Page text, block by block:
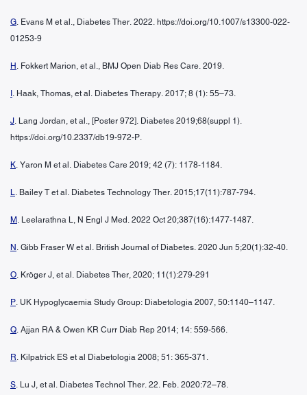
G. Evans M et al., Diabetes Ther. 2022. https://doi.org/10.1007/s13300-022-
01253-9
H . Fokkert Marion, et al., BMJ Open Diab Res Care. 2019.
. Haak, Thomas, et al. Diabetes Therapy. 2017; 8 (1): 55–73.
J. Lang Jordan, et al., [Poster 972]. Diabetes 2019;68(suppl 1).
https://doi.org/10.2337/db19-972-P.
K. Yaron M et al. Diabetes Care 2019; 42 (7): 1178-1184.
L. Bailey T et al. Diabetes Technology Ther. 2015;17(11):787-794.
M . Leelarathna L, N Engl J Med. 2022 Oct 20;387(16):1477-1487.
N . Gibb Fraser W et al. British Journal of Diabetes. 2020 Jun 5;20(1):32-40.
O. Kröger J, et al. Diabetes Ther, 2020; 11(1):279-291
P. UK Hypoglycaemia Study Group: Diabetologia 2007, 50:1140–1147.
Q. Ajjan RA & Owen KR Curr Diab Rep 2014; 14: 559-566.
R. Kilpatrick ES et al Diabetologia 2008; 51: 365-371.
S. Lu J, et al. Diabetes Technol Ther. 22. Feb. 2020:72–78.